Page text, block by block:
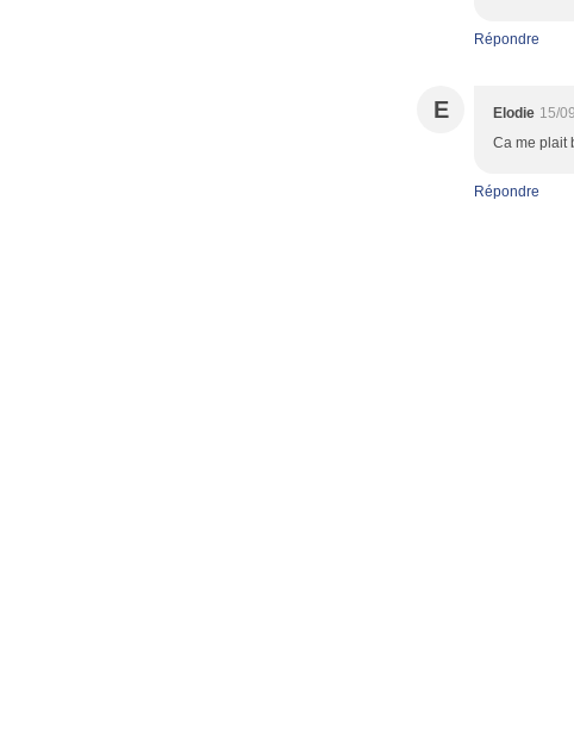
Répondre
E Elodie 15/
Ca me plait
Répondre